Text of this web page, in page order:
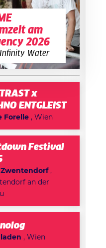
am
2026
Water
x
ENTGLEIST
Forelle , Wien
Festival
Zwentendorf,
an der
, Wien